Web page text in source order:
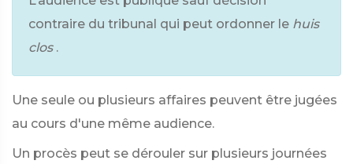
contraire du tribunal qui peut ordonner le huis
clos .
Une seule ou plusieurs affaires peuvent être jugées
au cours d'une même audience.
Un procès peut se dérouler sur plusieurs journées